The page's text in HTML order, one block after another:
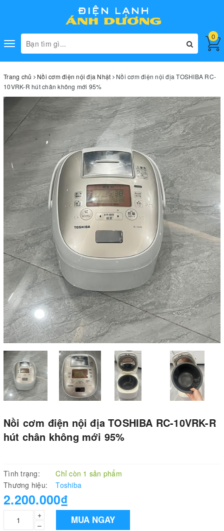
Toggle
navigation
0
Trang chủ Nồi cơm điện nội địa Nhật
Nồi cơm điện nội địa TOSHIBA RC-
10VRK-R hút chân không mới 95%
Nồi cơm điện nội địa TOSHIBA RC-10VRK-R
hút chân không mới 95%
Tình trạng:
Chỉ còn 1 sản phẩm
Thương hiệu:
Toshiba
2.200.000₫
+
–
MUA NGAY